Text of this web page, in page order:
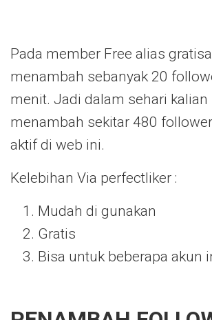
Pada member Free alias
menambah sebanyak 20
menit. Jadi dalam sehari kalian
menambah sekitar 480
aktif di web ini.
Kelebihan Via perfectliker :
Mudah di gunakan
Gratis
Bisa untuk beberapa akun